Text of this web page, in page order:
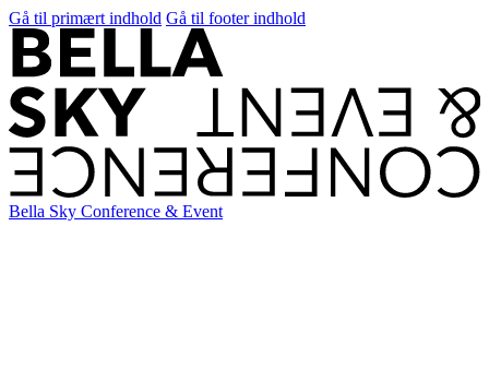
Gå til primært indhold Gå til footer indhold
Bella Sky Conference & Event